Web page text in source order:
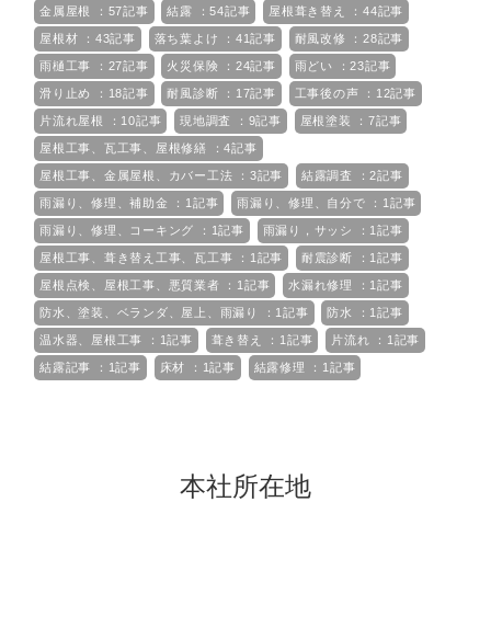
金属屋根 ：57記事 結露 ：54記事 屋根葺き替え ：44記事
屋根材 ：43記事 落ち葉よけ ：41記事 耐風改修 ：28記事
雨樋工事 ：27記事 火災保険 ：24記事 雨どい ：23記事
滑り止め ：18記事 耐風診断 ：17記事 工事後の声 ：12記事
片流れ屋根 ：10記事 現地調査 ：9記事 屋根塗装 ：7記事
屋根工事、瓦工事、屋根修繕 ：4記事
屋根工事、金属屋根、カバー工法 ：3記事 結露調査 ：2記事
雨漏り、修理、補助金 ：1記事 雨漏り、修理、自分で ：1記事
雨漏り、修理、コーキング ：1記事 雨漏り，サッシ ：1記事
屋根工事、葺き替え工事、瓦工事 ：1記事 耐震診断 ：1記事
屋根点検、屋根工事、悪質業者 ：1記事 水漏れ修理 ：1記事
防水、塗装、ベランダ、屋上、雨漏り ：1記事 防水 ：1記事
温水器、屋根工事 ：1記事 葺き替え ：1記事 片流れ ：1記事
結露記事 ：1記事 床材 ：1記事 結露修理 ：1記事
本社所在地